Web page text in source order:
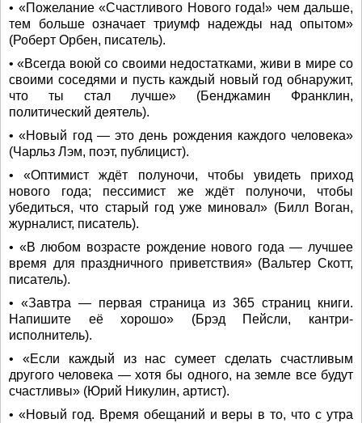
• «Пожелание «Счастливого Нового года!» чем дальше,
тем больше означает триумф надежды над опытом»
(Роберт Орбен, писатель).
• «Всегда воюй со своими недостатками, живи в мире со
своими соседями и пусть каждый новый год обнаружит,
что ты стал лучше» (Бенджамин Франклин,
политический деятель).
• «Новый год — это день рождения каждого человека»
(Чарльз Лэм, поэт, публицист).
• «Оптимист ждёт полуночи, чтобы увидеть приход
нового года; пессимист же ждёт полуночи, чтобы
убедиться, что старый год уже миновал» (Билл Воган,
журналист, писатель).
• «В любом возрасте рождение нового года — лучшее
время для праздничного приветствия» (Вальтер Скотт,
писатель).
• «Завтра — первая страница из 365 страниц книги.
Напишите её хорошо» (Брэд Пейсли, кантри-
исполнитель).
• «Если каждый из нас сумеет сделать счастливым
другого человека — хотя бы одного, на земле все будут
счастливы» (Юрий Никулин, артист).
• «Новый год. Время обещаний и веры в то, что с утра